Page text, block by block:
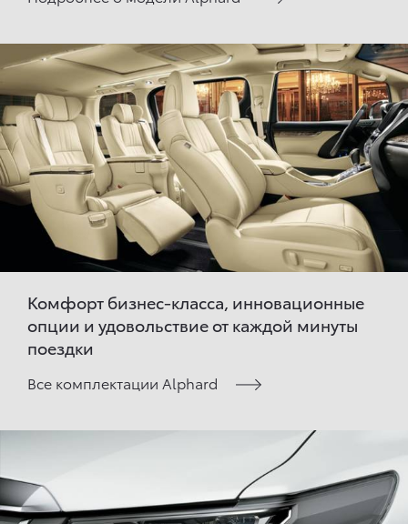
Комфорт бизнес-класса, инновационные
опции и удовольствие от каждой минуты
поездки
Все комплектации Alphard